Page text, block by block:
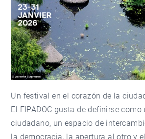
Un festival en el corazón de la
El FIPADOC gusta de definirse como
ciudadano, un espacio de
la democracia, la apertura al otro y